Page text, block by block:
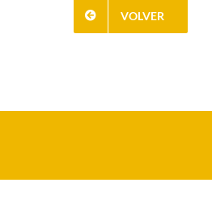
VOLVER